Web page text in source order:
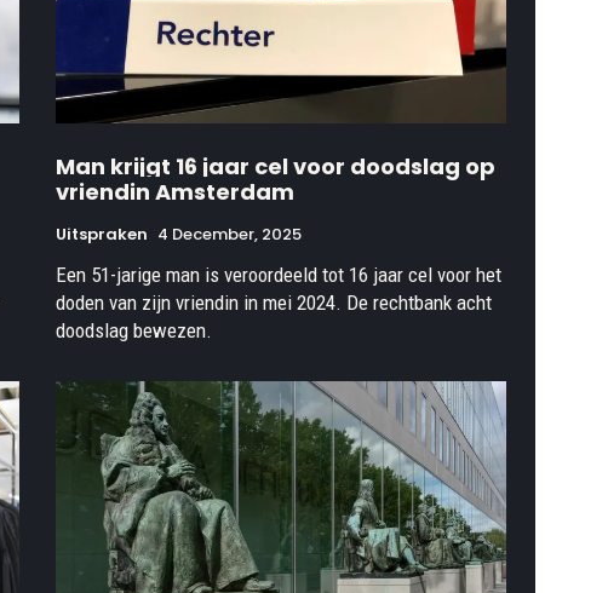
Man krijgt 16 jaar cel voor doodslag op
vriendin Amsterdam
Uitspraken 4 December, 2025
Een 51-jarige man is veroordeeld tot 16 jaar cel voor het
doden van zijn vriendin in mei 2024. De rechtbank acht
doodslag bewezen.